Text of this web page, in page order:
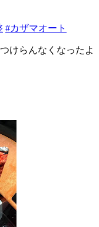
#カザマオート
けらんなくなったよ